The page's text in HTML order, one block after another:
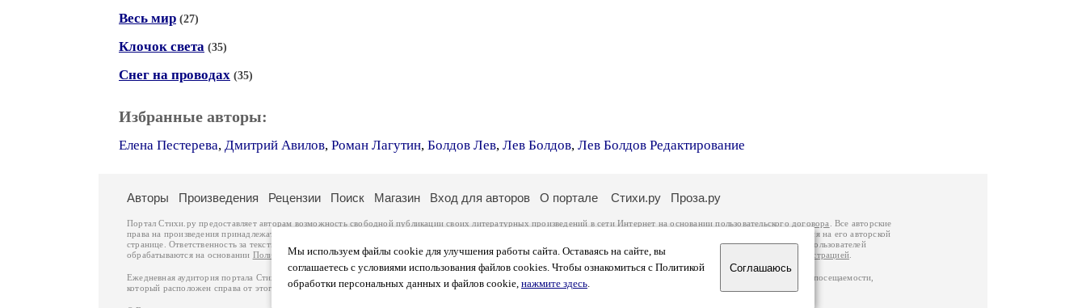
Весь мир (27)
Клочок света (35)
Снег на проводах (35)
Избранные авторы:
Елена Пестерева, Дмитрий Авилов, Роман Лагутин, Болдов Лев, Лев Болдов, Лев Болдов Редактирование
Мы используем файлы cookie для улучшения работы сайта. Оставаясь на сайте, вы
соглашаетесь с условиями использования файлов cookies. Чтобы ознакомиться с Политикой
обработки персональных данных и файлов cookie, нажмите здесь.
Соглашаюсь
Авторы Произведения Рецензии Поиск Магазин Вход для авторов О портале Стихи.ру Проза.ру
Портал Стихи.ру предоставляет авторам возможность свободной публикации своих литературных произведений в сети Интернет на основаниипользовательского договора
. Все авторские
права на произведения принадлежат авторам и охраняются
. Перепечатка произведений возможна только с согласия его автора, к которому вы можете обратиться на его авторской
странице. Ответственность за тексты произведений авторы несут самостоятельно на основании
законодательства Российской Федерации. Данные пользователей
обрабатываются на основании Политики обработки персональных данных. Вы также можете посмотреть более подробнуюинформацию о портале связаться с администрацией
Ежедневная аудитория портала Стихи.ру – порядка 200 тысяч посетителей, которые в общей сумме просматривают более двух миллионов страниц по данным счетчика посещаемости,
который расположен справа от этого текста. В каждой графе указано по две цифры: количество просмотров и количество посетителей.